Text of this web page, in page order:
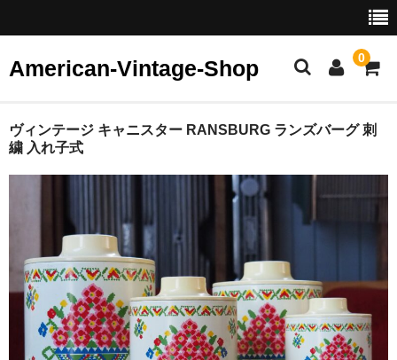
American-Vintage-Shop 0
ホーム
イヤリング
ピアス
ブレスレット・バングル
ブローチ
ヴィンテージ キャニスター RANSBURG ランズバーグ 刺
繍 入れ子式